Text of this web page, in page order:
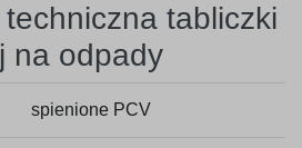
tabliczki
na odpady
spienione PCV